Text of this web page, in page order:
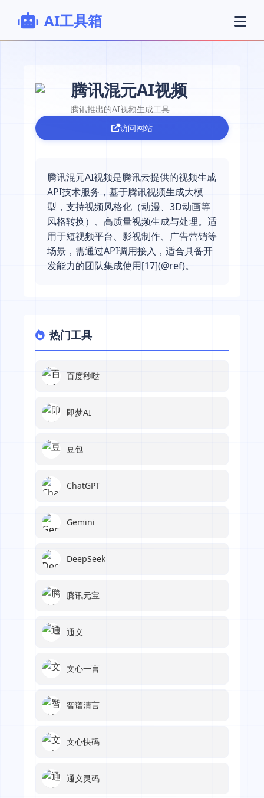
AI工具箱
腾讯混元AI视频
腾讯推出的AI视频生成工具
访问网站
腾讯混元AI视频是腾讯云提供的视频生成
API技术服务，基于腾讯视频生成大模
型，支持视频风格化（动漫、3D动画等
风格转换）、高质量视频生成与处理。适
用于短视频平台、影视制作、广告营销等
场景，需通过API调用接入，适合具备开
发能力的团队集成使用[17](@ref)。
热门工具
百度秒哒
即梦AI
豆包
ChatGPT
Gemini
DeepSeek
腾讯元宝
通义
文心一言
智谱清言
文心快码
通义灵码